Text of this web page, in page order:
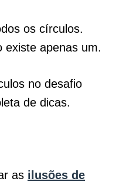
os círculos.
existe apenas um.
no desafio
de dicas.
as ilusões de